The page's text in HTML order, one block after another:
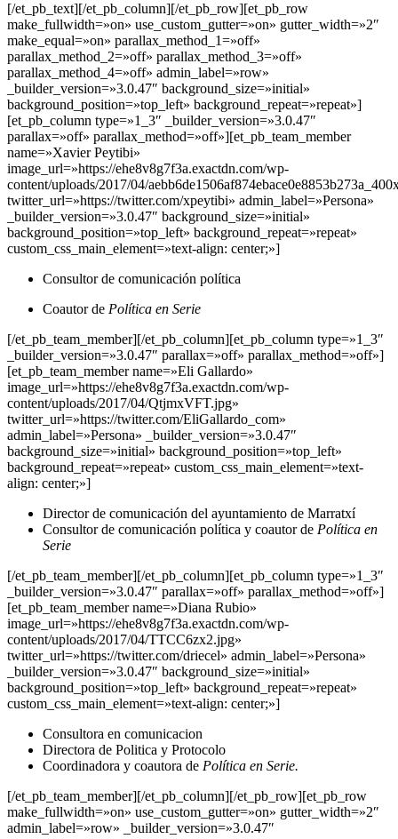
[/et_pb_text][/et_pb_column][/et_pb_row][et_pb_row
make_fullwidth=»on» use_custom_gutter=»on» gutter_width=»2″
make_equal=»on» parallax_method_1=»off»
parallax_method_2=»off» parallax_method_3=»off»
parallax_method_4=»off» admin_label=»row»
_builder_version=»3.0.47″ background_size=»initial»
background_position=»top_left» background_repeat=»repeat»]
[et_pb_column type=»1_3″ _builder_version=»3.0.47″
parallax=»off» parallax_method=»off»][et_pb_team_member
name=»Xavier Peytibi»
image_url=»https://ehe8v8g7f3a.exactdn.com/wp-
content/uploads/2017/04/
twitter_url=»https://twitter.com/xpeytibi» admin_label=»Persona»
_builder_version=»3.0.47″ background_size=»initial»
background_position=»top_left» background_repeat=»repeat»
custom_css_main_element=»text-align: center;»]
Consultor de comunicación política
Coautor de Política en Serie
[/et_pb_team_member][/et_pb_column][et_pb_column type=»1_3″
_builder_version=»3.0.47″ parallax=»off» parallax_method=»off»]
[et_pb_team_member name=»Eli Gallardo»
image_url=»https://ehe8v8g7f3a.exactdn.com/wp-
content/uploads/2017/04/QtjmxVFT.jpg»
twitter_url=»https://twitter.com/EliGallardo_com»
admin_label=»Persona» _builder_version=»3.0.47″
background_size=»initial» background_position=»top_left»
background_repeat=»repeat» custom_css_main_element=»text-
align: center;»]
Director de comunicación del ayuntamiento de Marratxí
Consultor de comunicación política y coautor de Política en
Serie
[/et_pb_team_member][/et_pb_column][et_pb_column type=»1_3″
_builder_version=»3.0.47″ parallax=»off» parallax_method=»off»]
[et_pb_team_member name=»Diana Rubio»
image_url=»https://ehe8v8g7f3a.exactdn.com/wp-
content/uploads/2017/04/TTCC6zx2.jpg»
twitter_url=»https://twitter.com/driecel» admin_label=»Persona»
_builder_version=»3.0.47″ background_size=»initial»
background_position=»top_left» background_repeat=»repeat»
custom_css_main_element=»text-align: center;»]
Consultora en comunicacion
Directora de Politica y Protocolo
Coordinadora y coautora de Política en Serie.
[/et_pb_team_member][/et_pb_column][/et_pb_row][et_pb_row
make_fullwidth=»on» use_custom_gutter=»on» gutter_width=»2″
admin_label=»row» _builder_version=»3.0.47″